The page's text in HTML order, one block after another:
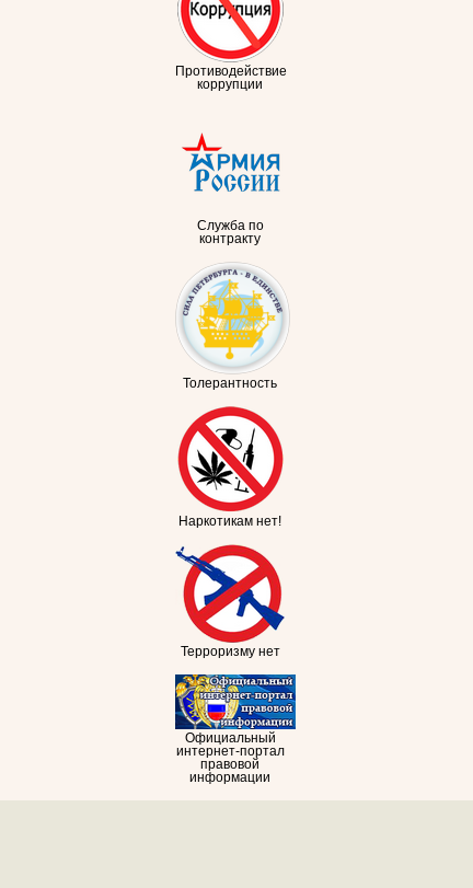
Противодействие
коррупции
Служба по
контракту
Толерантность
Наркотикам нет!
Терроризму нет
Официальный
интернет-портал
правовой
информации